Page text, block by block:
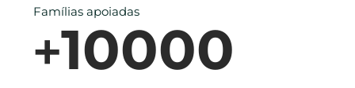
Famílias apoiadas
+10000